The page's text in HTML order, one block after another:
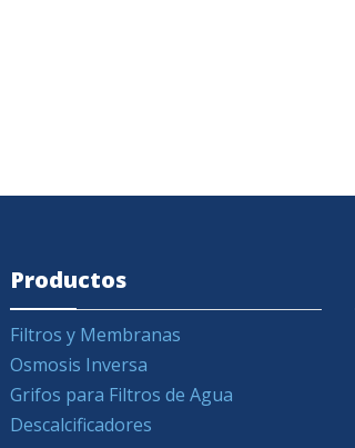
Productos
Filtros y Membranas
Osmosis Inversa
Grifos para Filtros de Agua
Descalcificadores